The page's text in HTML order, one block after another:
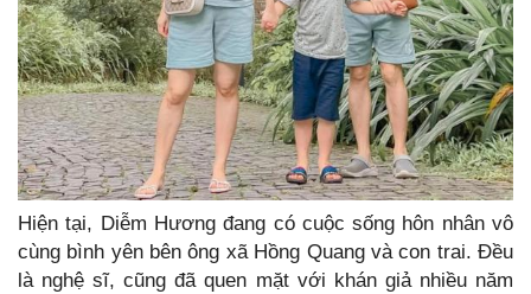
Hiện tại, Diễm Hương đang có cuộc sống hôn nhân vô
cùng bình yên bên ông xã Hồng Quang và con trai. Đều
là nghệ sĩ, cũng đã quen mặt với khán giả nhiều năm